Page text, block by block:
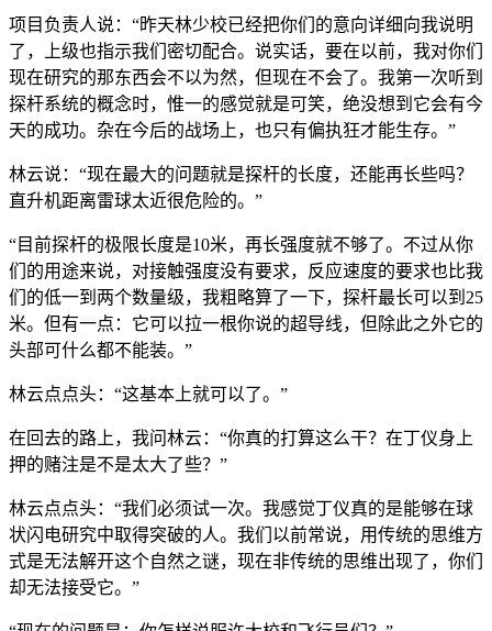
项目负责人说：“昨天林少校已经把你们的意向详细向我说明
了，上级也指示我们密切配合。说实话，要在以前，我对你们
现在研究的那东西会不以为然，但现在不会了。我第一次听到
探杆系统的概念时，惟一的感觉就是可笑，绝没想到它会有今
天的成功。杂在今后的战场上，也只有偏执狂才能生存。”
林云说：“现在最大的问题就是探杆的长度，还能再长些吗？
直升机距离雷球太近很危险的。”
“目前探杆的极限长度是10米，再长强度就不够了。不过从你
们的用途来说，对接触强度没有要求，反应速度的要求也比我
们的低一到两个数量级，我粗略算了一下，探杆最长可以到25
米。但有一点：它可以拉一根你说的超导线，但除此之外它的
头部可什么都不能装。”
林云点点头：“这基本上就可以了。”
在回去的路上，我问林云：“你真的打算这么干？在丁仪身上
押的赌注是不是太大了些？”
林云点点头：“我们必须试一次。我感觉丁仪真的是能够在球
状闪电研究中取得突破的人。我们以前常说，用传统的思维方
式是无法解开这个自然之谜，现在非传统的思维出现了，你们
却无法接受它。”